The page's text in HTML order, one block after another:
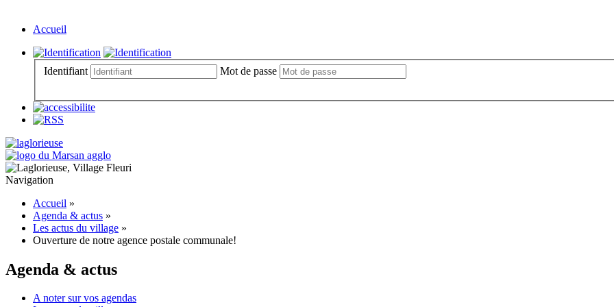
Accueil
Identifiant Mot de passe
Navigation
Accueil »
Agenda & actus »
Les actus du village »
Ouverture de notre agence postale communale!
Agenda & actus
A noter sur vos agendas